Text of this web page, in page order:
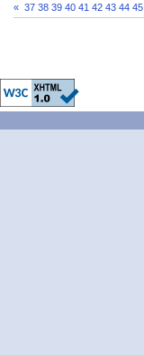
« 37 38 39 40 41 42 43 44 45